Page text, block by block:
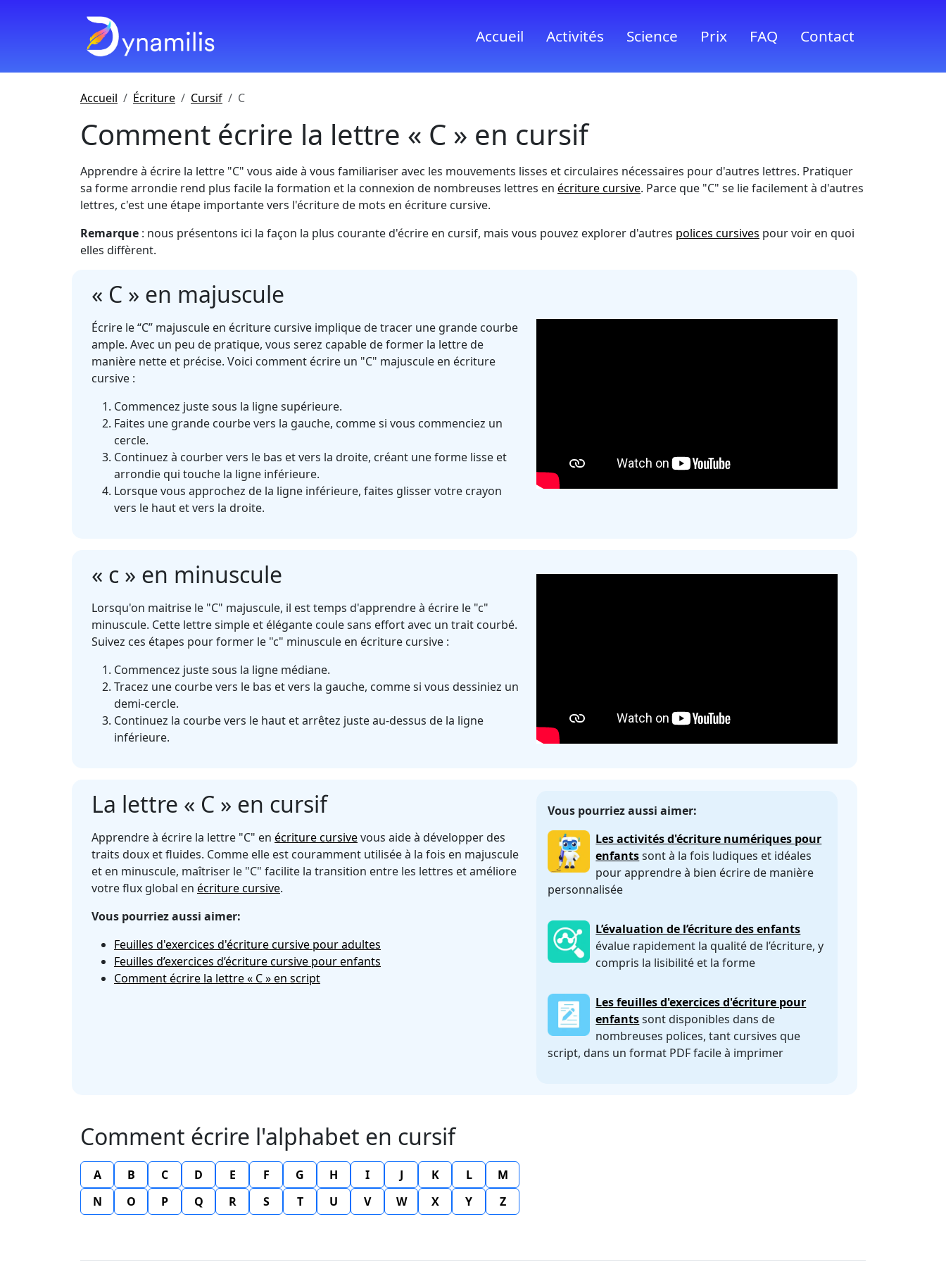
Accueil Activités Science Prix FAQ Contact
Accueil Écriture Cursif C
Comment écrire la lettre « C » en cursif
Apprendre à écrire la lettre "C" vous aide à vous familiariser avec les mouvements lisses et circulaires nécessaires pour d'autres lettres. Pratiquer
sa forme arrondie rend plus facile la formation et la connexion de nombreuses lettres en écriture cursive. Parce que "C" se lie facilement à d'autres
lettres, c'est une étape importante vers l'écriture de mots en écriture cursive.
Remarque : nous présentons ici la façon la plus courante d'écrire en cursif, mais vous pouvez explorer d'autres polices cursives pour voir en quoi
elles diffèrent.
« C » en majuscule
Écrire le “C” majuscule en écriture cursive implique de tracer une grande courbe
ample. Avec un peu de pratique, vous serez capable de former la lettre de
manière nette et précise. Voici comment écrire un "C" majuscule en écriture
cursive :
Commencez juste sous la ligne supérieure.
Faites une grande courbe vers la gauche, comme si vous commenciez un
cercle.
Continuez à courber vers le bas et vers la droite, créant une forme lisse et
arrondie qui touche la ligne inférieure.
Lorsque vous approchez de la ligne inférieure, faites glisser votre crayon
vers le haut et vers la droite.
« c » en minuscule
Lorsqu'on maitrise le "C" majuscule, il est temps d'apprendre à écrire le "c"
minuscule. Cette lettre simple et élégante coule sans effort avec un trait courbé.
Suivez ces étapes pour former le "c" minuscule en écriture cursive :
Commencez juste sous la ligne médiane.
Tracez une courbe vers le bas et vers la gauche, comme si vous dessiniez un
demi-cercle.
Continuez la courbe vers le haut et arrêtez juste au-dessus de la ligne
inférieure.
La lettre « C » en cursif
Apprendre à écrire la lettre "C" en écriture cursivevous aide à développer des
traits doux et fluides. Comme elle est couramment utilisée à la fois en majuscule
et en minuscule, maîtriser le "C" facilite la transition entre les lettres et améliore
votre flux global en écriture cursive.
Vous pourriez aussi aimer:
Feuilles d'exercices d'écriture cursive pour adultes
Feuilles d’exercices d’écriture cursive pour enfants
Comment écrire la lettre « C » en script
Vous pourriez aussi aimer:
Les activités d'écriture numériques pour
enfantssont à la fois ludiques et idéales
pour apprendre à bien écrire de manière
personnalisée
L’évaluation de l’écriture des enfants
évalue rapidement la qualité de l’écriture, y
compris la lisibilité et la forme
Les feuilles d'exercices d'écriture pour
enfantssont disponibles dans de
nombreuses polices, tant cursives que
script, dans un format PDF facile à imprimer
Comment écrire l'alphabet en cursif
A B C D E F G H I J K L
M
N
O P Q R S T U V W X Y Z